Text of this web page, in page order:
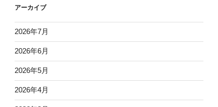
アーカイブ
2026年7月
2026年6月
2026年5月
2026年4月